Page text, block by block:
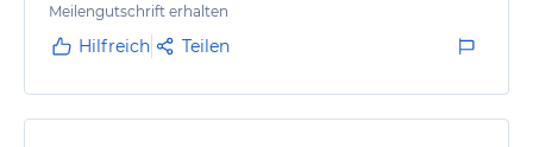
Alle Wünsche wurden erfüllt, somit sehr zu
Wenn ich Wohnraum in Bregenz benötige, komme ich
sicher wieder.
Meilengutschrift erhalten
Hilfreich Teilen